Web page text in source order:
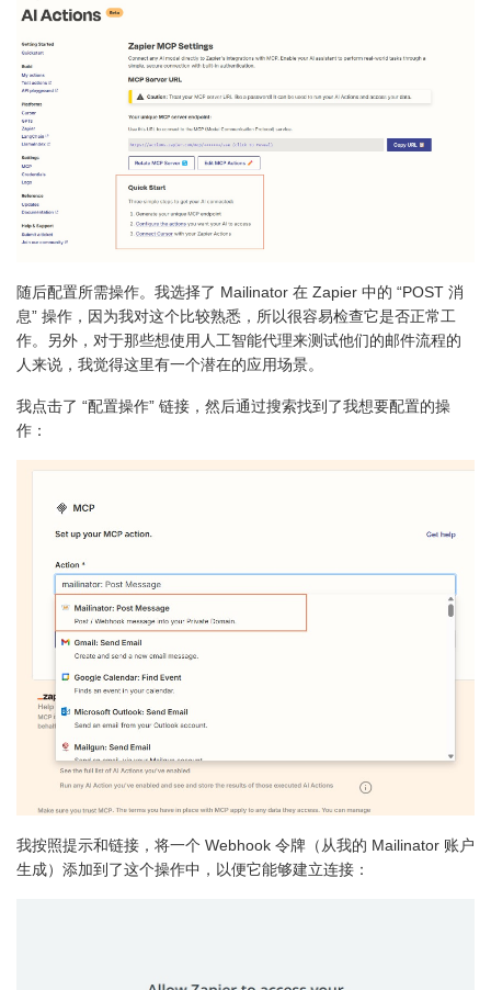
随后配置所需操作。我选择了 Mailinator 在 Zapier 中的 “POST 消
息” 操作，因为我对这个比较熟悉，所以很容易检查它是否正常工
作。另外，对于那些想使用人工智能代理来测试他们的邮件流程的
人来说，我觉得这里有一个潜在的应用场景。
我点击了 “配置操作” 链接，然后通过搜索找到了我想要配置的操
作：
我按照提示和链接，将一个 Webhook 令牌（从我的 Mailinator 账户
生成）添加到了这个操作中，以便它能够建立连接：